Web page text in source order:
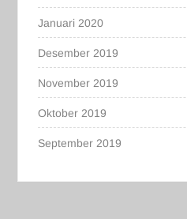
Januari 2020
Desember 2019
November 2019
Oktober 2019
September 2019